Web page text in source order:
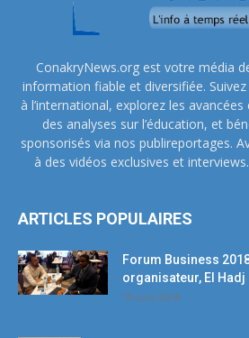
ConakryNews.org est votre média
information fiable et diversifiée. Suivez
à l’international, explorez les
des analyses sur l’éducation, et
sponsorisés via nos publireportages.
à des vidéos exclusives et interviews.
ARTICLES POPULAIRES
Forum Business
organisateur, El Hadj
19 avril 2018